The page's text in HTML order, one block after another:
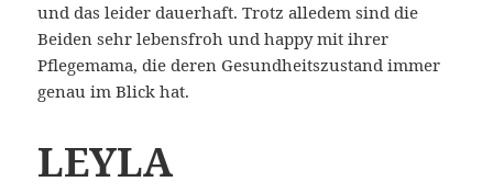
und das leider dauerhaft. Trotz alledem sind die
Beiden sehr lebensfroh und happy mit ihrer
Pflegemama, die deren Gesundheitszustand immer
genau im Blick hat.
LEYLA